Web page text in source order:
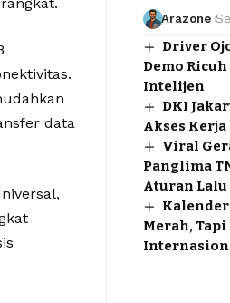
data
Arazone
Driver
Demo
Intelijen
DKI
Akses Kerja
Viral
Panglima
Aturan
Kalender
Merah,